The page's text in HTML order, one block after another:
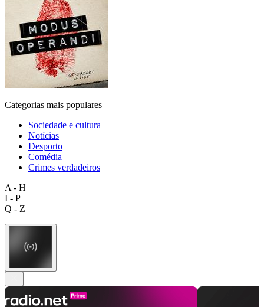
Categorias mais populares
Sociedade e cultura
Notícias
Desporto
Comédia
Crimes verdadeiros
A - H
I - P
Q - Z